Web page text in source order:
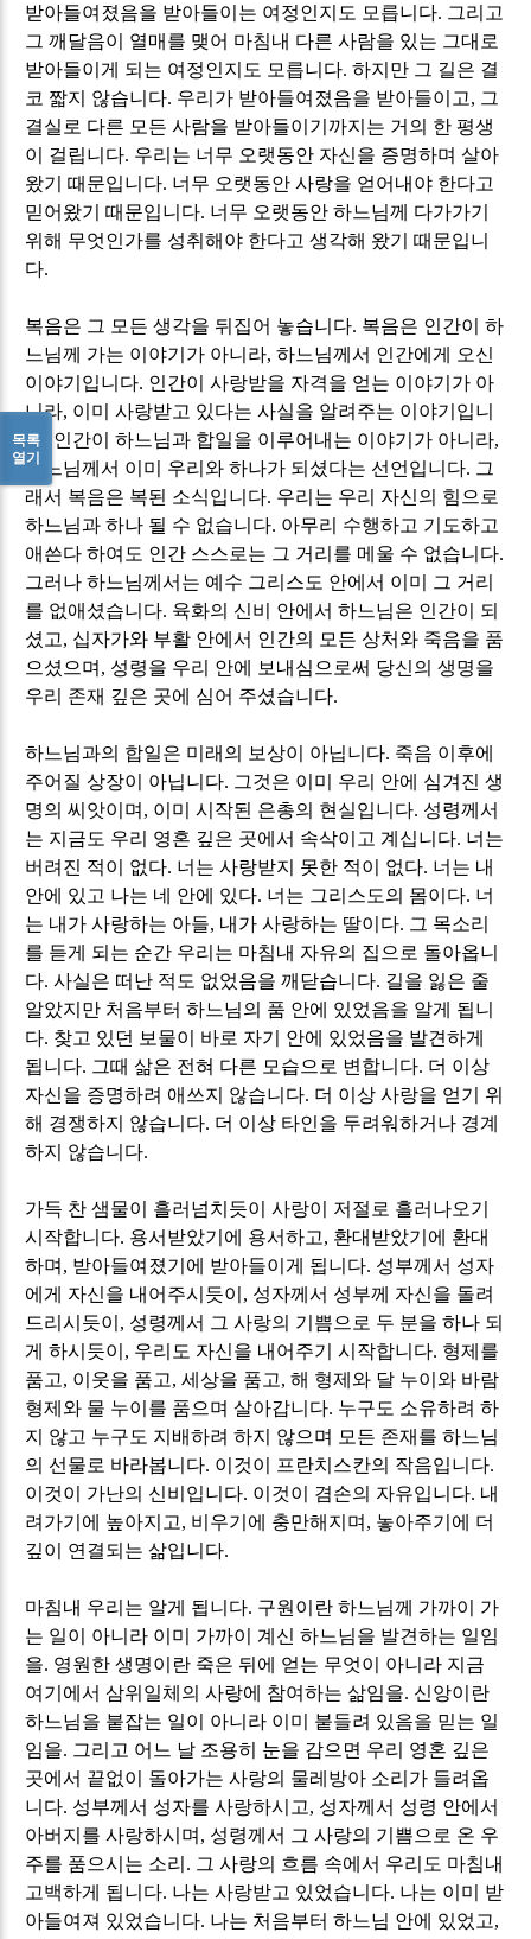
받아들여졌음을 받아들이는 여정인지도 모릅니다. 그리고
그 깨달음이 열매를 맺어 마침내 다른 사람을 있는 그대로
받아들이게 되는 여정인지도 모릅니다.하지만 그 길은 결
코 짧지 않습니다. 우리가 받아들여졌음을 받아들이고, 그
결실로 다른 모든 사람을 받아들이기까지는 거의 한 평생
이 걸립니다. 우리는 너무 오랫동안 자신을 증명하며 살아
왔기 때문입니다. 너무 오랫동안 사랑을 얻어내야 한다고
믿어왔기 때문입니다. 너무 오랫동안 하느님께 다가가기
위해 무엇인가를 성취해야 한다고 생각해 왔기 때문입니
다.
복음은 그 모든 생각을 뒤집어 놓습니다. 복음은 인간이 하
느님께 가는 이야기가 아니라,하느님께서 인간에게 오신
이야기입니다. 인간이 사랑받을 자격을 얻는 이야기가 아
니라, 이미 사랑받고 있다는 사실을 알려주는 이야기입니
다
인간이 하느님과 합일을 이루어내는 이야기가 아니라,
하느님께서 이미 우리와 하나가 되셨다는 선언입니다. 그
래서 복음은 복된 소식입니다. 우리는 우리 자신의 힘으로
하느님과 하나 될 수 없습니다. 아무리 수행하고 기도하고
애쓴다 하여도 인간 스스로는 그 거리를 메울 수 없습니다.
그러나 하느님께서는 예수 그리스도 안에서 이미 그 거리
를 없애셨습니다. 육화의 신비 안에서 하느님은 인간이 되
셨고, 십자가와 부활 안에서 인간의 모든 상처와 죽음을 품
으셨으며 , 성령을 우리 안에 보내심으로써 당신의 생명을
우리 존재 깊은 곳에 심어 주셨습니다.
하느님과의 합일은 미래의 보상이 아닙니다. 죽음 이후에
주어질 상장이 아닙니다. 그것은 이미 우리 안에 심겨진 생
명의 씨앗이며 , 이미 시작된 은총의 현실입니다. 성령께서
는 지금도 우리 영혼 깊은 곳에서 속삭이고 계십니다. 너는
버려진 적이 없다. 너는 사랑받지 못한 적이 없다. 너는 내
안에 있고 나는 네 안에 있다. 너는 그리스도의 몸이다. 너
는 내가 사랑하는 아들, 내가 사랑하는 딸이다. 그 목소리
를 듣게 되는 순간 우리는 마침내 자유의 집으로 돌아옵니
다.사실은 떠난 적도 없었음을 깨닫습니다. 길을 잃은 줄
알았지만 처음부터 하느님의 품 안에 있었음을 알게 됩니
다. 찾고 있던 보물이 바로 자기 안에 있었음을 발견하게
됩니다. 그때 삶은 전혀 다른 모습으로 변합니다. 더 이상
자신을 증명하려 애쓰지 않습니다. 더 이상 사랑을 얻기 위
해 경쟁하지 않습니다. 더 이상 타인을 두려워하거나 경계
하지 않습니다.
가득 찬 샘물이 흘러넘치듯이 사랑이 저절로 흘러나오기
시작합니다. 용서받았기에 용서하고, 환대받았기에 환대
하며 , 받아들여졌기에 받아들이게 됩니다. 성부께서 성자
에게 자신을 내어주시듯이 , 성자께서 성부께 자신을 돌려
드리시듯이 , 성령께서 그 사랑의 기쁨으로 두 분을 하나 되
게 하시듯이 , 우리도 자신을 내어주기 시작합니다. 형제를
품고, 이웃을 품고,세상을 품고,해 형제와 달 누이와 바람
형제와 물 누이를 품으며 살아갑니다. 누구도 소유하려 하
지 않고 누구도 지배하려 하지 않으며 모든 존재를 하느님
의 선물로 바라봅니다. 이것이 프란치스칸의 작음입니다.
이것이 가난의 신비입니다. 이것이 겸손의 자유입니다. 내
려가기에 높아지고, 비우기에 충만해지며 , 놓아주기에 더
깊이 연결되는 삶입니다.
마침내 우리는 알게 됩니다. 구원이란 하느님께 가까이 가
는 일이 아니라 이미 가까이 계신 하느님을 발견하는 일임
을. 영원한 생명이란 죽은 뒤에 얻는 무엇이 아니라 지금
여기에서 삼위일체의 사랑에 참여하는 삶임을. 신앙이란
하느님을 붙잡는 일이 아니라 이미 붙들려 있음을 믿는 일
임을. 그리고 어느 날 조용히 눈을 감으면 우리 영혼 깊은
곳에서 끝없이 돌아가는 사랑의 물레방아 소리가 들려옵
니다. 성부께서 성자를 사랑하시고, 성자께서 성령 안에서
아버지를 사랑하시며 , 성령께서 그 사랑의 기쁨으로 온 우
주를 품으시는 소리 . 그 사랑의 흐름 속에서 우리도 마침내
고백하게 됩니다. 나는 사랑받고 있었습니다. 나는 이미 받
아들여져 있었습니다. 나는 처음부터 하느님 안에 있었고,
목록
열기